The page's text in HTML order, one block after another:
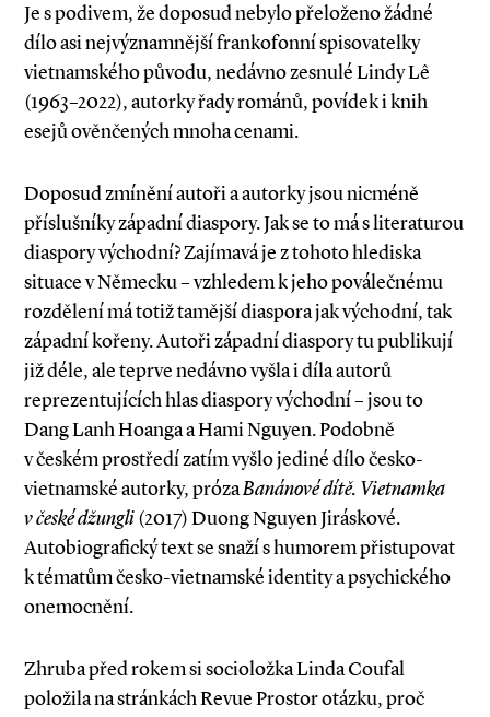
Je s podivem, že doposud nebylo přeloženo žádné
dílo asi nejvýznamnější frankofonní spisovatelky
vietnamského původu, nedávno zesnulé Lindy Lê
(1963–2022), autorky řady románů, povídek i knih
esejů ověnčených mnoha cenami.
Doposud zmínění autoři a autorky jsou nicméně
příslušníky západní diaspory. Jak se to má s literaturou
diaspory východní? Zajímavá je z tohoto hlediska
situace v Německu – vzhledem k jeho poválečnému
rozdělení má totiž tamější diaspora jak východní, tak
západní kořeny. Autoři západní diaspory tu publikují
již déle, ale teprve nedávno vyšla i díla autorů
reprezentujících hlas diaspory východní – jsou to
Dang Lanh Hoanga a Hami Nguyen. Podobně
v českém prostředí zatím vyšlo jediné dílo česko­-
vietnamské autorky, prózaBanánové dítě. Vietnamka
v české džungli(2017) Duong Nguyen Jiráskové.
Autobiografický text se snaží s humorem přistupovat
k tématům česko­-vietnamské identity a psychického
onemocnění.
Zhruba před rokem si socioložka Linda Coufal
položila na stránkách Revue Prostor otázku, proč